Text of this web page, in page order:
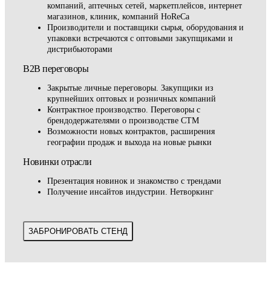
компаний, аптечных сетей, маркетплейсов, интернет
магазинов, клиник, компаний HoReCa
Производители и поставщики сырья, оборудования и
упаковки встречаются с оптовыми закупщиками и
дистрибьюторами
B2B переговоры
Закрытые личные переговоры. Закупщики из
крупнейших оптовых и розничных компаний
Контрактное производство. Переговоры с
брендодержателями о производстве СТМ
Возможности новых контрактов, расширения
географии продаж и выхода на новые рынки
Новинки отрасли
Презентация новинок и знакомство с трендами
Получение инсайтов индустрии. Нетворкинг
ЗАБРОНИРОВАТЬ СТЕНД